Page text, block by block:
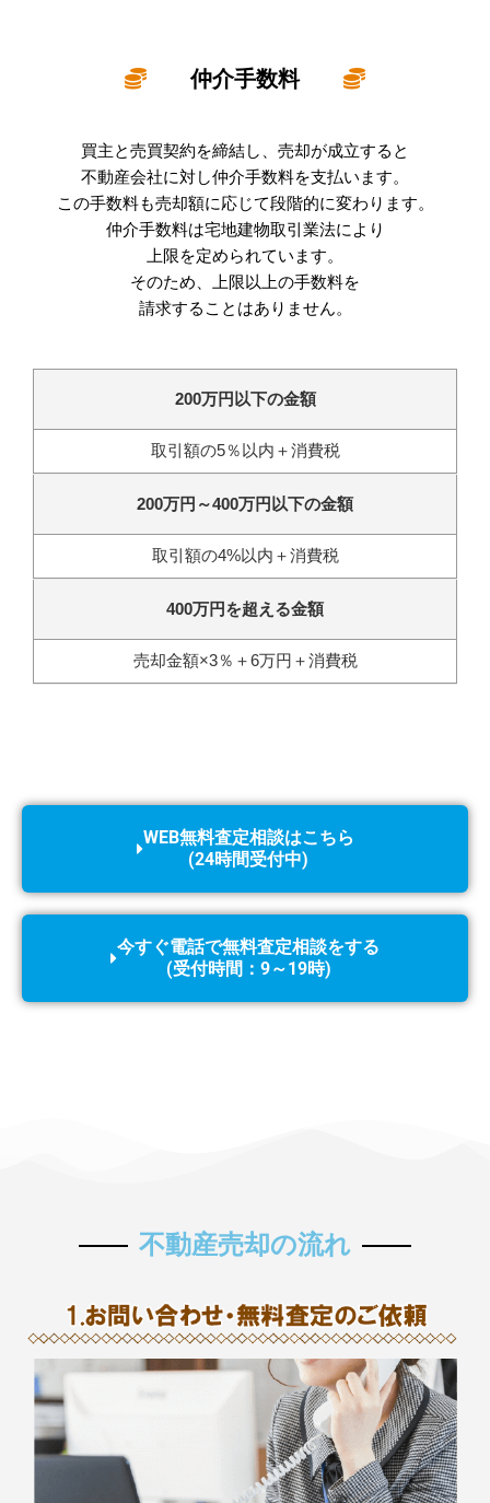
仲介手数料
買主と売買契約を締結し、売却が成立すると
不動産会社に対し仲介手数料を支払います。
この手数料も売却額に応じて段階的に変わります。
仲介手数料は宅地建物取引業法により
上限を定められています。
そのため、上限以上の手数料を
請求することはありません。
200万円以下の金額
取引額の5％以内＋消費税
200万円～400万円以下の金額
取引額の4%以内＋消費税
400万円を超える金額
売却金額×3％＋6万円＋消費税
WEB無料査定相談はこちら
(24時間受付中)
今すぐ電話で無料査定相談をする
(受付時間：9～19時)
不動産売却の流れ